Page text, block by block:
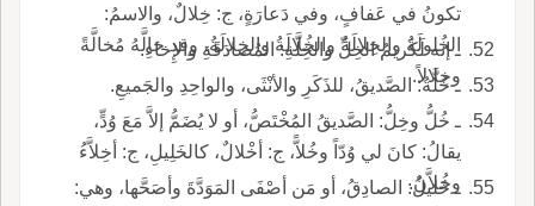
تكونُ في عَفافٍ، وفي دَعارَةٍ، ج: خِلالٌ، والاسمُ:
الخُلولَةُ والخِلالَةُ والخُلالَةُ والخِلالَةُ، وقد خالَّهُ مُخالَّةً
وخِلالاً.
ـ إنه لَكَريمُ الخِلِّ والخِلَّةِ: المُصادَقَةِ والإِخاءِ.
ـ خُلَّةُ: الصَّديقُ، للذَكَرِ والأنْثَى، والواحِدِ والجَميعِ.
ـ خُلُّ وخِلُّ: الصَّديقُ المُخْتَصُّ، أو لا يُضَمُّ إلاَّ مَعَ وُدٍّ،
يقالُ: كانَ لي وُدّاً وخُلاًّ، ج: أخْلالٌ، كالخَلِيلِ، ج: أخِلاَّءُ
وخُلاَّنُ.
ـ خَليلُ: الصادِقُ، أو مَن أصْفَى المَوَدَّةَ وأصَحَّها، وهي: